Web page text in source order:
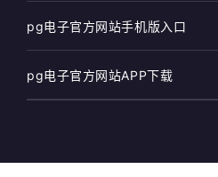
pg电子官方网站手机版入口
pg电子官方网站APP下载